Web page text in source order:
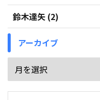
鈴木達矢 (2)
アーカイブ